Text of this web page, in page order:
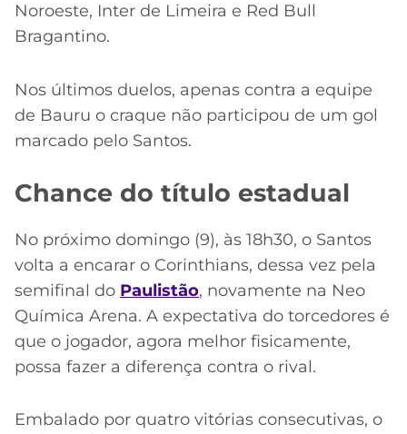
Noroeste, Inter de Limeira e Red Bull
Bragantino.
Nos últimos duelos, apenas contra a equipe
de Bauru o craque não participou de um gol
marcado pelo Santos.
Chance do título estadual
No próximo domingo (9), às 18h30, o Santos
volta a encarar o Corinthians, dessa vez pela
semifinal do Paulistão, novamente na Neo
Química Arena. A expectativa do torcedores é
que o jogador, agora melhor fisicamente,
possa fazer a diferença contra o rival.
Embalado por quatro vitórias consecutivas, o